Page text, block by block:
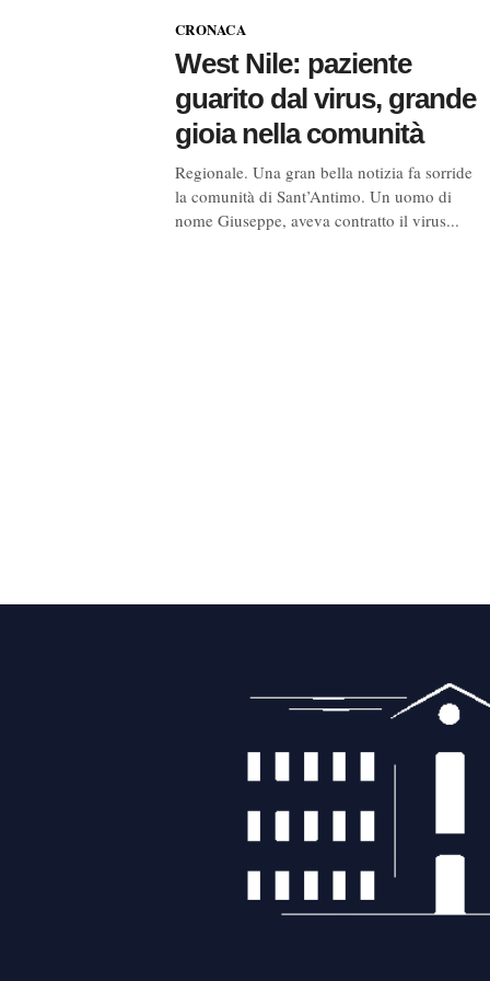
CRONACA
West Nile: paziente
guarito dal virus, grande
gioia nella comunità
Regionale. Una gran bella notizia fa sorride
la comunità di Sant’Antimo. Un uomo di
nome Giuseppe, aveva contratto il virus...